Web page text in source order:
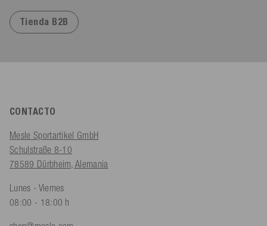
Tienda B2B
CONTACTO
Mesle Sportartikel GmbH
Schulstraße 8-10
78589 Dürbheim, Alemania
Lunes - Viernes
08:00 - 18:00 h